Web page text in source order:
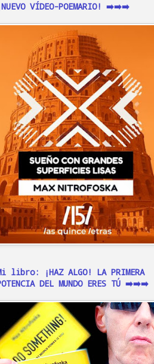
VÍDEO-POEMARIO! ➡️➡️➡️
libro: ¡HAZ ALGO! LA PRIMERA
DEL MUNDO ERES TÚ ➡️➡️➡️